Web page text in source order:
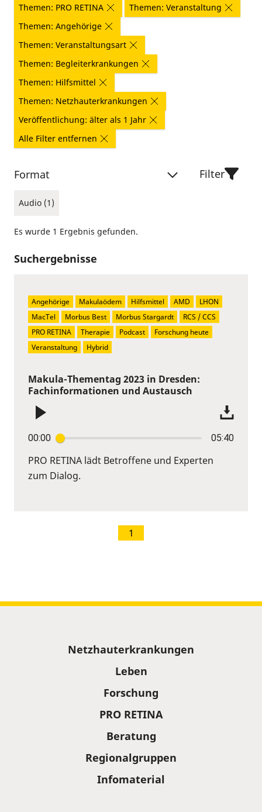
Themen: PRO RETINA
Themen: Veranstaltung
Themen: Angehörige
Themen: Veranstaltungsart
Themen: Begleiterkrankungen
Themen: Hilfsmittel
Themen: Netzhauterkrankungen
Veröffentlichung: älter als 1 Jahr
Alle Filter entfernen
Format
Audio (1)
Filter
Es wurde 1 Ergebnis gefunden.
Suchergebnisse
Makula-Thementag 2023 in Dresden:
Fachinformationen und Austausch
00:00 05:40
PRO RETINA lädt Betroffene und Experten
zum Dialog.
Angehörige Makulaödem Hilfsmittel AMD
LHON
MacTel
Morbus Best Morbus Stargardt
RCS / CCS
PRO RETINA
Therapie Podcast
Forschung heute
Veranstaltung
Hybrid
1
Netzhauterkrankungen
Leben
Forschung
PRO RETINA
Beratung
Regionalgruppen
Infomaterial